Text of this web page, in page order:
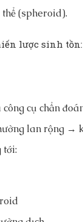
(spheroid).
lược sinh
cụ chẩn
lan rộng →
tới: